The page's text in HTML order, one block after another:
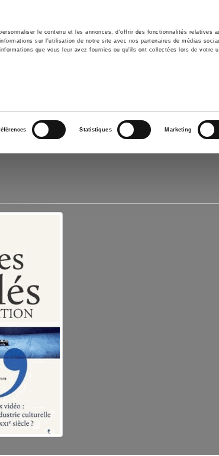
le contenu et les annonces, d'offrir des fonctionnalités relatives
sur l'utilisation de notre site avec nos partenaires de médias
que vous leur avez fournies ou qu'ils ont collectées lors de votre
Statistiques Marketing
Home Environment History